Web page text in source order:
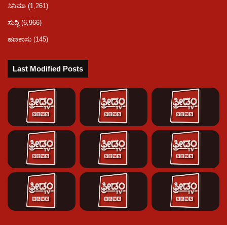
ಸಿನಿಮಾ (1,261)
ಸುದ್ದಿ (6,966)
ಹಣಕಾಸು (145)
Last Modified Posts